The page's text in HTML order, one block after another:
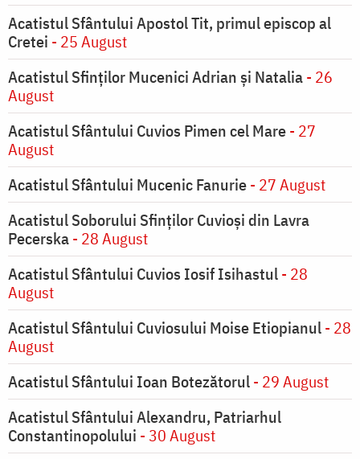
Acatistul Sfântului Apostol Tit, primul episcop al
Cretei - 25 August
Acatistul Sfinților Mucenici Adrian și Natalia- 26
August
Acatistul Sfântului Cuvios Pimen cel Mare- 27
August
Acatistul Sfântului Mucenic Fanurie- 27 August
Acatistul Soborului Sfinților Cuvioși din Lavra
Pecerska- 28 August
Acatistul Sfântului Cuvios Iosif Isihastul- 28
August
Acatistul Sfântului Cuviosului Moise Etiopianul- 28
August
Acatistul Sfântului Ioan Botezătorul- 29 August
Acatistul Sfântului Alexandru, Patriarhul
Constantinopolului - 30 August